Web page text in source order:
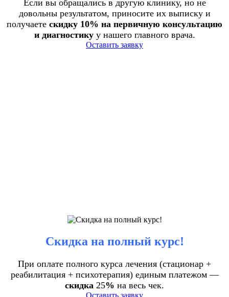
Если вы обращались в другую клинику, но не
довольны результатом, приносите их выписку и
получаете скидку 10% на первичную консультацию
и диагностикуу нашего главного врача.
Оставить заявку
Скидка на полный курс!
При оплате полного курса лечения (стационар +
реабилитация + психотерапия) единым платежом —
скидка 25% на весь чек.
Оставить заявку